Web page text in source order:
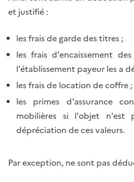
et justifié :
les frais de garde des titres ;
les frais d'encaissement
l'établissement payeur les a
les frais de location de coffre ;
les primes d'assurance
mobilières si l'objet n'est
dépréciation de ces valeurs.
Par exception, ne sont pas